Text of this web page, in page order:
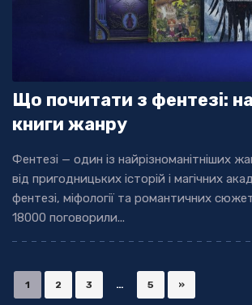
Що почитати з фентезі:
книги жанру
Фентезі — один із найрізноманітніших
від пригодницьких історій і магічних
фентезі, міфології та романтичних
18000 поговорили...
1 2 3 … 5 »